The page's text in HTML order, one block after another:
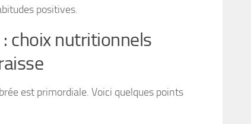
positives.
choix nutritionnels
est primordiale. Voici quelques points